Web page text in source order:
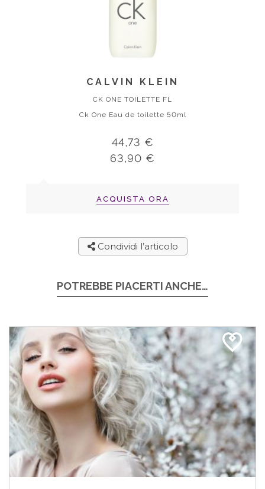
CALVIN KLEIN
CK ONE TOILETTE FL
Ck One Eau de toilette 50ml
44,73 €
63,90 €
ACQUISTA ORA
Condividi l’articolo
POTREBBE PIACERTI ANCHE…